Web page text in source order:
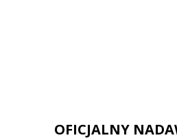
OFICJALNY